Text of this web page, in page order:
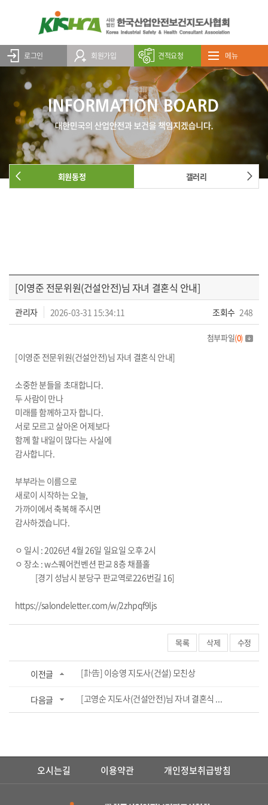
로그인 회원가입 견적요청 메뉴
회원동정 갤러리
회원동정
[이영준 전문위원(건설안전)님 자녀 결혼식 안내]
관리자 2026-03-31 15:34:11 조회수 248
첨부파일(0)
[이영준 전문위원(건설안전)님 자녀 결혼식 안내]
소중한 분들을 초대합니다.
두 사람이 만나
미래를 함께하고자 합니다.
서로 모르고 살아온 어제보다
함께 할 내일이 많다는 사실에
감사합니다.
부부라는 이름으로
새로이 시작하는 오늘,
가까이에서 축복해 주시면
감사하겠습니다.
ㅇ 일시 : 2026년 4월 26일 일요일 오후 2시
ㅇ 장소 : w스퀘어컨벤션 판교 8층 채플홀
[경기 성남시 분당구 판교역로226번길 16]
https://salondeletter.com/w/2zhpqf9ljs
목록 삭제 수정
이전글 [訃告] 이승영 지도사(건설) 모친상
다음글 [고영순 지도사(건설안전)님 자녀 결혼식 ...
오시는길 이용약관 개인정보취급방침